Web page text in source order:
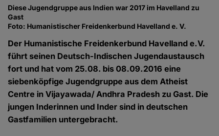
Diese Jugendgruppe aus Indien war 2017 im Havelland zu
Gast
Foto: Humanistischer Freidenkerbund Havelland e. V.
Der Humanistische Freidenkerbund Havelland e.V.
führt seinen Deutsch-Indischen Jugendaustausch
fort und hat vom 25.08. bis 08.09.2016 eine
siebenköpfige Jugendgruppe aus dem Atheist
Centre in Vijayawada/ Andhra Pradesh zu Gast. Die
jungen Inderinnen und Inder sind in deutschen
Gastfamilien untergebracht.